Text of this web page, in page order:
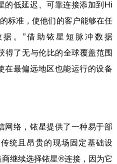
的低延迟、可靠连接添加到Hi
标准，使他们的客户能够在任
。”借助铱星短脉冲数据
得了无与伦比的全球覆盖范围
在最偏远地区也能运行的设备
网络，铱星提供了一种易于部
统且昂贵的现场固定基础设
继续选择铱星®连接，因为它